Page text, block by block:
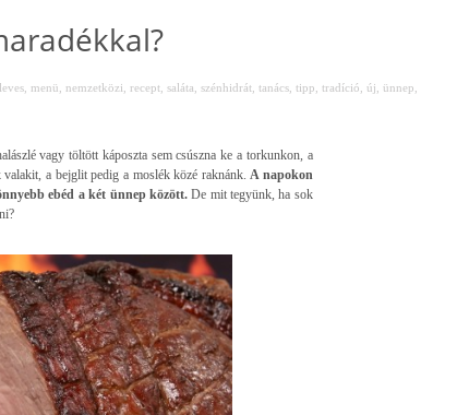
leves, menü nemzetközi recept, saláta szénhidrát, tanács, tipp tradíció új ünnep
vagy töltött káposzta sem csúszna ke a torkunkon, a
a bejglit pedig a moslék közé raknánk. A napokon
ebéd a két ünnep között.De mit tegyünk, ha sok